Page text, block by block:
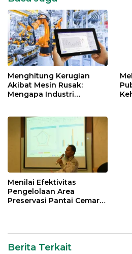
Menghitung Kerugian
Akibat Mesin Rusak:
Mengapa Industri
Menilai Efektivitas
Pengelolaan Area
Preservasi Pantai Cemara
dengan METT
Berita Terkait